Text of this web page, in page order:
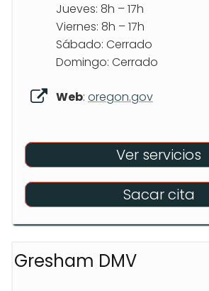
Jueves: 8h – 17h
Viernes: 8h – 17h
Sábado: Cerrado
Domingo: Cerrado
Web: oregon.gov
Ver servicios
Sacar cita
Gresham DMV